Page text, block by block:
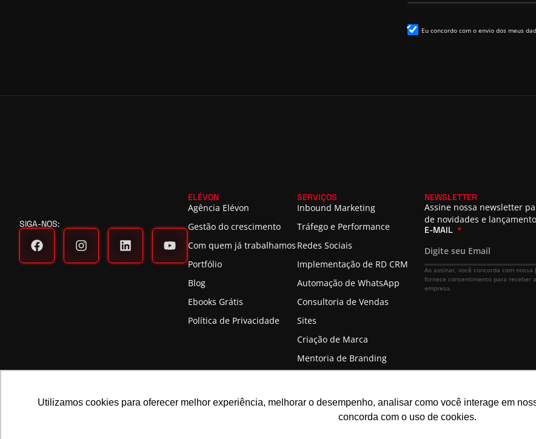
Utilizamos cookies para oferecer melhor experiência, melhorar o desempenho, analisar como você interage em
concorda com o uso de cookies.
Eu concordo com o envio dos meus
SIGA-NOS:
ELÉVON
Agência Elévon
Gestão do crescimento
Com quem já trabalhamos
Portfólio
Blog
Ebooks Grátis
Política de Privacidade
SERVIÇOS
Inbound Marketing
Tráfego e Performance
Redes Sociais
Implementação de RD CRM
Automação de WhatsApp
Consultoria de Vendas
Sites
Criação de Marca
Mentoria de Branding
NEWSLETTER
Assine nossa newsletter
de novidades e
E-MAIL
Ao assinar, você concorda com nossa
fornece consentimento para receber
empresa.